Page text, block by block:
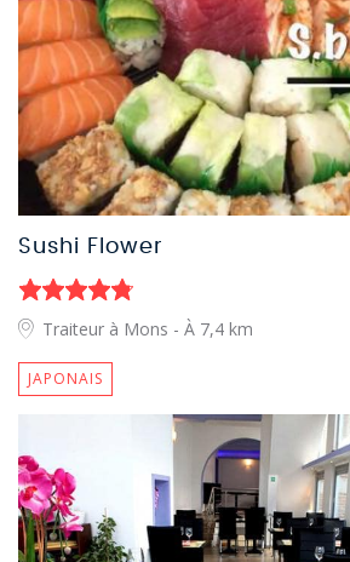
Sushi Flower
Traiteur à Mons - À 7,4 km
JAPONAIS